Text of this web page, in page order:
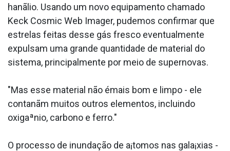
hanãlio. Usando um novo equipamento chamado
Keck Cosmic Web Imager, pudemos confirmar que
estrelas feitas desse gás fresco eventualmente
expulsam uma grande quantidade de material do
sistema, principalmente por meio de supernovas.
"Mas esse material não émais bom e limpo - ele
contanãm muitos outros elementos, incluindo
oxigaªnio, carbono e ferro."
O processo de inundação de a¡tomos nas gala¡xias -